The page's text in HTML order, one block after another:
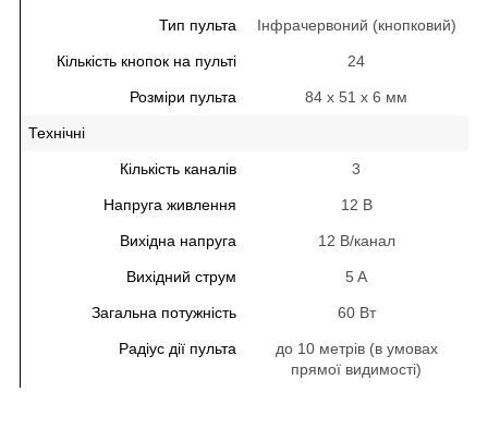
Тип пульта Інфрачервоний (кнопковий)
Кількість кнопок на пульті 24
Розміри пульта 84 x 51 x 6 мм
Технічні
Кількість каналів 3
Напруга живлення 12 В
Вихідна напруга 12 В/канал
Вихідний струм 5 A
Загальна потужність 60 Вт
Радіус дії пульта
до 10 метрів (в умовах
прямої видимості)